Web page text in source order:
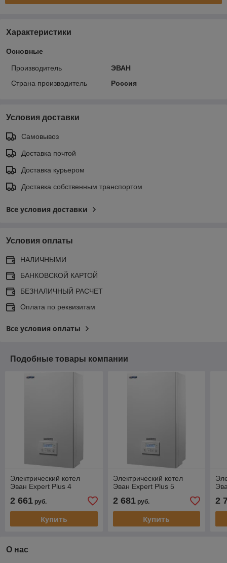
Характеристики
Основные
Производитель
ЭВАН
Страна производитель
Россия
Условия доставки
Самовывоз
Доставка почтой
Доставка курьером
Доставка собственным транспортом
Все условия доставки
Условия оплаты
НАЛИЧНЫМИ
БАНКОВСКОЙ КАРТОЙ
БЕЗНАЛИЧНЫЙ РАСЧЕТ
Оплата по реквизитам
Все условия оплаты
Подобные товары компании
Электрический котел
Эван Expert Plus 4
2 661 руб.
Купить
Электрический котел
Эван Expert Plus 5
2 681руб.
Купить
2
О нас